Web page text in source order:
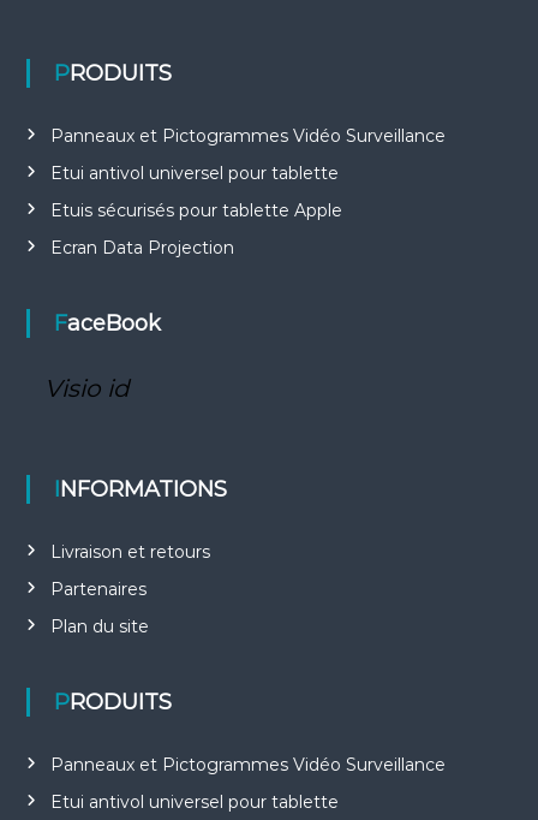
PRODUITS
Panneaux et Pictogrammes Vidéo Surveillance
Etui antivol universel pour tablette
Etuis sécurisés pour tablette Apple
Ecran Data Projection
FaceBook
Visio id
INFORMATIONS
Livraison et retours
Partenaires
Plan du site
PRODUITS
Panneaux et Pictogrammes Vidéo Surveillance
Etui antivol universel pour tablette